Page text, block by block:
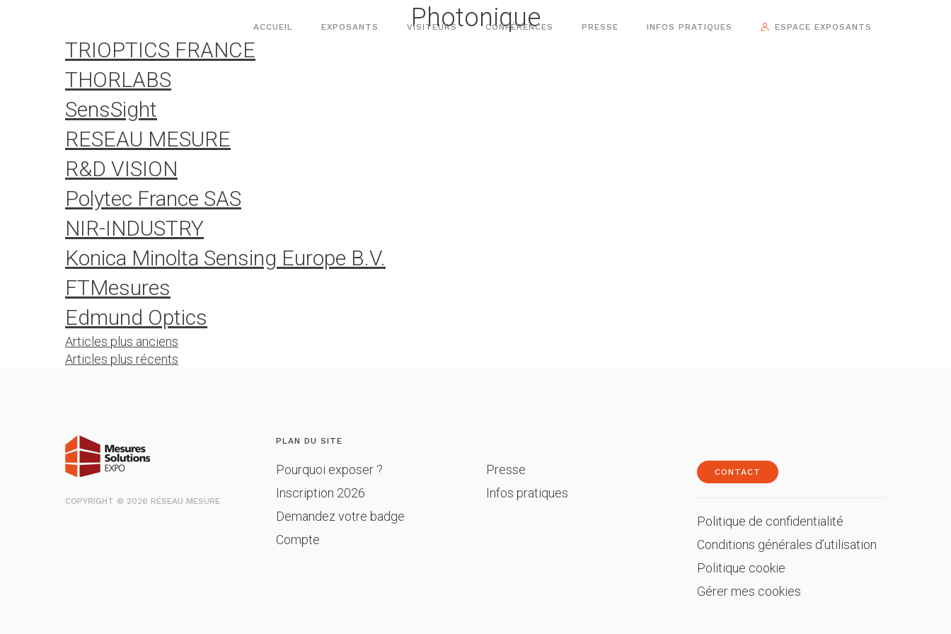
ACCUEIL EXPOSANTS VISITEURS CONFÉRENCES PRESSE INFOS PRATIQUES ESPACE EXPOSANTS
Photonique
TRIOPTICS FRANCE
THORLABS
SensSight
RESEAU MESURE
R&D VISION
Polytec France SAS
NIR-INDUSTRY
Konica Minolta Sensing Europe B.V.
FTMesures
Edmund Optics
Navigation
Articles plus anciens
Articles plus récents
COPYRIGHT © 2026 RÉSEAU MESURE
PLAN DU SITE
Pourquoi exposer ?
Inscription 2026
Demandez votre badge
Compte
Presse
Infos pratiques
CONTACT
Politique de confidentialité
Conditions générales d’utilisation
Politique cookie
Gérer mes cookies